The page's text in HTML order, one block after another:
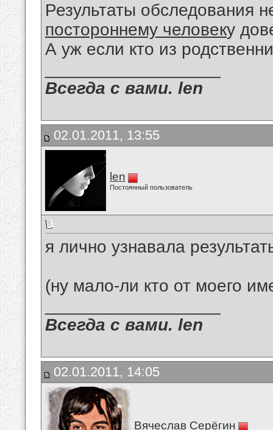
Результаты обследования
постороннему человеку
А уж если кто из
Всегда с вами. len
02.01.2011, 13:55
len
Постоянный пользователь
я лично узнавала
(ну мало-ли кто от моего
Всегда с вами. len
02.01.2011, 14:05
Вячеслав Серёгин